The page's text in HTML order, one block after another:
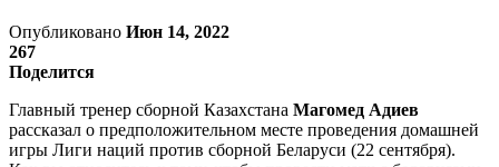
Опубликовано Июн 14, 2022
267
Поделится
Главный тренер сборной Казахстана Магомед Адиев
рассказал о предположительном месте проведения домашней
игры Лиги наций против сборной Беларуси (22 сентября).